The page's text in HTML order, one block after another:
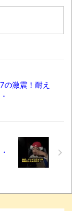
の激震！耐え